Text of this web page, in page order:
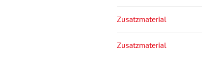
Zusatzmaterial
Zusatzmaterial